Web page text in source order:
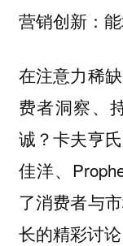
营销创新：
在注意力稀
费者洞察、
诚？卡夫亨
佳洋、
了消费者与
长的精彩讨论